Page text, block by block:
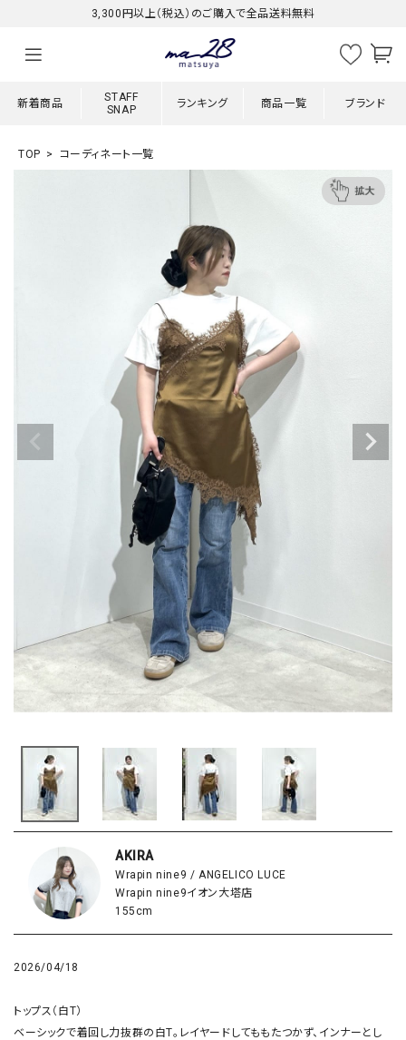
3,300円以上（税込）のご購入で全品送料無料
新着商品
STAFF
SNAP
ランキング 商品一覧 ブランド
TOP コーディネート一覧
AKIRA
Wrapin nine9 / ANGELICO LUCE
Wrapin nine9イオン大塔店
155cm
2026/04/18
トップス（白T）
ベーシックで着回し力抜群の白T。レイヤードしてももたつかず、インナーとし